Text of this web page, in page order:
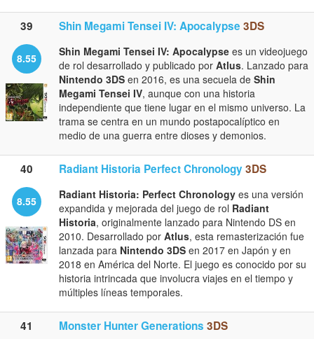
39 Shin Megami Tensei IV: Apocalypse 3DS
8.55 Shin Megami Tensei IV: Apocalypse es un videojuego
de rol desarrollado y publicado por Atlus. Lanzado para
Nintendo 3DS en 2016, es una secuela de Shin
Megami Tensei IV, aunque con una historia
independiente que tiene lugar en el mismo universo. La
trama se centra en un mundo postapocalíptico en
medio de una guerra entre dioses y demonios.
40 Radiant Historia Perfect Chronology3DS
8.55 Radiant Historia: Perfect Chronology es una versión
expandida y mejorada del juego de rol Radiant
Historia, originalmente lanzado para Nintendo DS en
2010. Desarrollado por Atlus, esta remasterización fue
lanzada para Nintendo 3DS en 2017 en Japón y en
2018 en América del Norte. El juego es conocido por su
historia intrincada que involucra viajes en el tiempo y
múltiples líneas temporales.
41 Monster Hunter Generations 3DS